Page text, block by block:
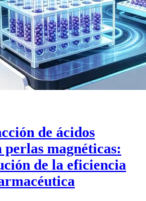
de ácidos
perlas magnéticas:
de la eficiencia